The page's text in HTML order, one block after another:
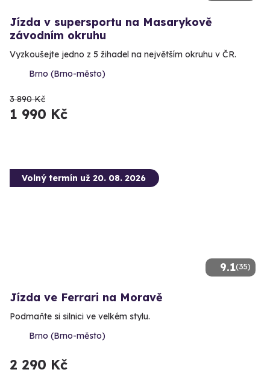
Jízda v supersportu na Masarykově
závodním okruhu
Vyzkoušejte jedno z 5 žihadel na největším okruhu v ČR.
Brno (Brno-město)
3 890 Kč
1 990 Kč
9.1(35)
Volný termín už 20. 08. 2026
Jízda ve Ferrari na Moravě
Podmaňte si silnici ve velkém stylu.
Brno (Brno-město)
2 290 Kč